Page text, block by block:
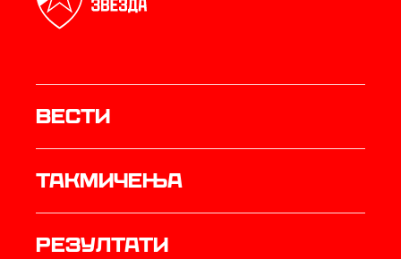
Вести
Такмичења
резултати